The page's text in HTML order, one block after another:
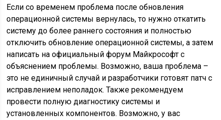
Если со временем проблема после обновления
операционной системы вернулась, то нужно откатить
систему до более раннего состояния и полностью
отключить обновление операционной системы, а затем
написать на официальный форум Майкрософт с
объяснением проблемы. Возможно, ваша проблема –
это не единичный случай и разработчики готовят патч с
исправлением неполадок. Также рекомендуем
провести полную диагностику системы и
установленных компонентов. Возможно, у вас